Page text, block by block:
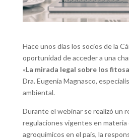
Hace unos días los socios de la
oportunidad de acceder a una
«La mirada legal sobre los
Dra. Eugenia Magnasco,
ambiental.
Durante el webinar se realizó un
regulaciones vigentes en materia
agroquímicos en el país, la